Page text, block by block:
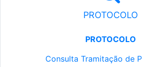
PROTOCOLO
PROTOCOLO
Consulta Tramitação de